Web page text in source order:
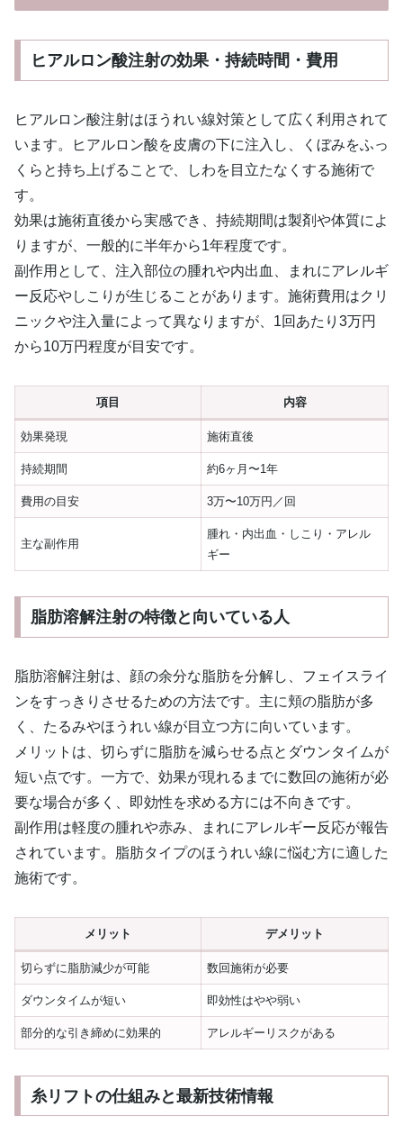
ヒアルロン酸注射の効果・持続時間・費用
ヒアルロン酸注射はほうれい線対策として広く利用されて
います。ヒアルロン酸を皮膚の下に注入し、くぼみをふっ
くらと持ち上げることで、しわを目立たなくする施術で
す。
効果は施術直後から実感でき、持続期間は製剤や体質によ
りますが、一般的に半年から1年程度です。
副作用として、注入部位の腫れや内出血、まれにアレルギ
ー反応やしこりが生じることがあります。施術費用はクリ
ニックや注入量によって異なりますが、1回あたり3万円
から10万円程度が目安です。
項目 内容
効果発現 施術直後
持続期間 約6ヶ月〜1年
費用の目安 3万〜10万円／回
主な副作用
腫れ・内出血・しこり・アレル
ギー
脂肪溶解注射の特徴と向いている人
脂肪溶解注射は、顔の余分な脂肪を分解し、フェイスライ
ンをすっきりさせるための方法です。主に頬の脂肪が多
く、たるみやほうれい線が目立つ方に向いています。
メリットは、切らずに脂肪を減らせる点とダウンタイムが
短い点です。一方で、効果が現れるまでに数回の施術が必
要な場合が多く、即効性を求める方には不向きです。
副作用は軽度の腫れや赤み、まれにアレルギー反応が報告
されています。脂肪タイプのほうれい線に悩む方に適した
施術です。
メリット デメリット
切らずに脂肪減少が可能 数回施術が必要
ダウンタイムが短い 即効性はやや弱い
部分的な引き締めに効果的 アレルギーリスクがある
糸リフトの仕組みと最新技術情報